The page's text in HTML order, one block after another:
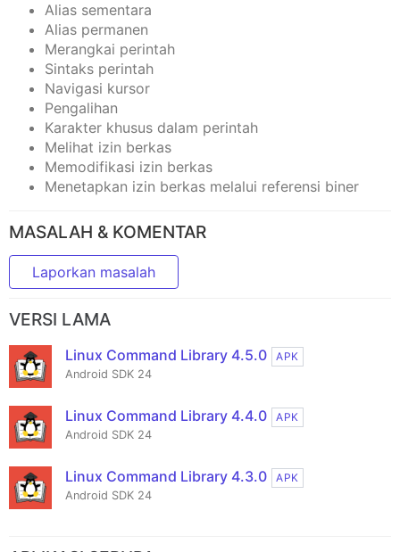
Alias sementara
Alias permanen
Merangkai perintah
Sintaks perintah
Navigasi kursor
Pengalihan
Karakter khusus dalam perintah
Melihat izin berkas
Memodifikasi izin berkas
Menetapkan izin berkas melalui referensi biner
MASALAH & KOMENTAR
Laporkan masalah
VERSI LAMA
Linux Command Library 4.5.0
APK
Android SDK 24
Linux Command Library 4.4.0
APK
Android SDK 24
Linux Command Library 4.3.0
APK
Android SDK 24